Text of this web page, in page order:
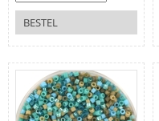
BESTEL